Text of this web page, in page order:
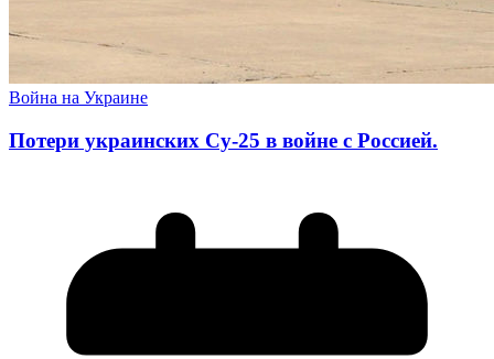
Война на Украине
Потери украинских Су-25 в войне с Россией.